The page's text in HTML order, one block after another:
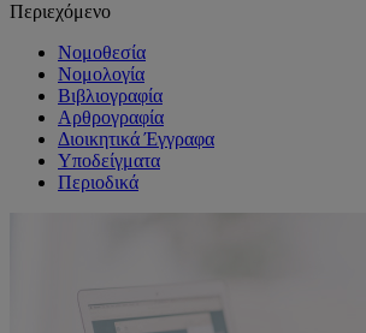
Περιεχόμενο
Νομοθεσία
Νομολογία
Βιβλιογραφία
Αρθρογραφία
Διοικητικά Έγγραφα
Υποδείγματα
Περιοδικά